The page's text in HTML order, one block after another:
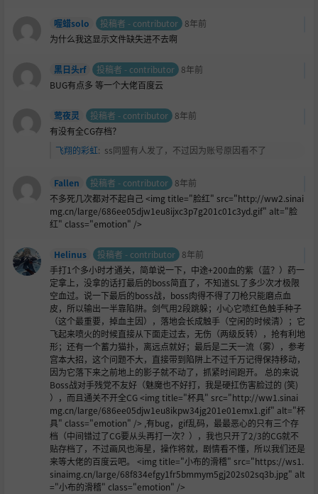
喔蜡solo 投稿者 - contributor 8年前
为什么我这显示文件缺失进不去啊
黑日头rf 投稿者 - contributor 8年前
BUG有点多 等一个大佬百度云
莺夜灵 投稿者 - contributor 8年前
有没有全CG存档？
飞翔的彩虹: ss同盟有人发了，不过因为账号原因看不了
Fallen 投稿者 - contributor 8年前
不多死几次都对不起自己 <img title="脸红" src="http://ww2.sinai
mg.cn/large/686ee05djw1eu8ijxc3p7g201c01c3yd.gif" alt="脸
红" class="emotion" />
Helinus 投稿者 - contributor 8年前
手打1个多小时才通关，简单说一下，中途+200血的紫（蓝？）药一
定拿上，没拿的话打最后的boss简直了，不知道SL了多少次才极限
空血过。说一下最后的boss战，boss肉得不得了刀枪只能磨点血
皮，所以输出一半靠陷阱。剑气用2段跳躲；小心它喷红色触手种子
（这个最重要，掉血主因），落地会长成触手（空闲的时候清）；它
飞起来喷火的时候直接从下面走过去，无伤（两级反转），抢有利地
形；还有一个蓄力猫扑，离远点就好；最后是二天一流（雾），参考
宫本大招，这个问题不大，直接带到陷阱上不过千万记得保持移动，
因为它落下来之前地上的影子就不动了，抓紧时间跑开。 总的来说
Boss战对手残党不友好（魅魔也不好打，我是硬扛伤害脸过的 (笑)
），而且通关不开全CG <img title="杯具" src="http://ww1.sinai
mg.cn/large/686ee05djw1eu8ikpw34jg201e01emx1.gif" alt="杯
具" class="emotion" /> ,有bug，gif乱码，最最恶心的只有三个存
档（中间错过了CG要从头再打一次？），我也只开了2/3的CG就不
贴存档了，不过画风也海星，操作将就，剧情看不懂，所以我们还是
来等大佬的百度云吧。 <img title="小布的滑稽" src="https://ws1.
sinaimg.cn/large/68f834efgy1fr5bmmym5gj202s02sq3b.jpg" alt
="小布的滑稽" class="emotion" />